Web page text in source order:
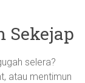
Sekejap
selera?
atau mentimun